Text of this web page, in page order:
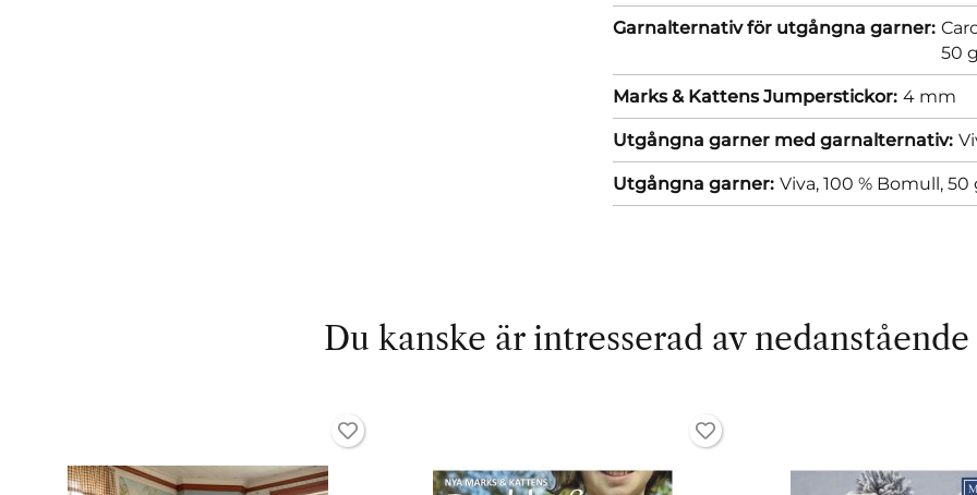
Garnalternativ för utgångna garner:
50
Marks & Kattens Jumperstickor: 4 mm
Utgångna garner med garnalternativ:
Utgångna garner: Viva, 100 % Bomull, 50
Du kanske är intresserad av